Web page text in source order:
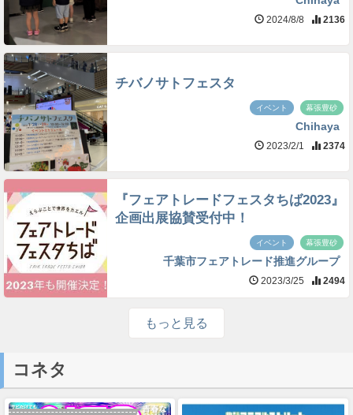
2024/8/8 2136
チバノサトフェスタ
イベント 幕張豊砂
Chihaya
2023/2/1 2374
『フェアトレードフェスタちば2023』
企画出展協賛受付中！
イベント 幕張豊砂
千葉市フェアトレード推進グループ
2023/3/25 2494
もっと見る
コネタ